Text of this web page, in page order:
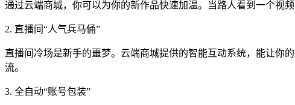
通过云端商城，你可以为你的新作品快速加温。当路人看到一个视
2. 直播间“人气兵马俑”
直播间冷场是新手的噩梦。云端商城提供的智能互动系统，能让你
流。
3. 全自动“账号包装”